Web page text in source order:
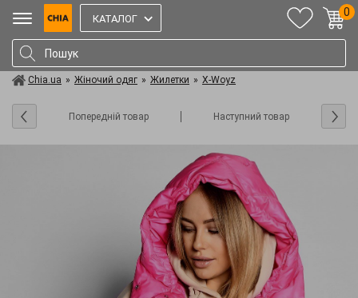
КАТАЛОГ
0
Chia.ua » Жіночий одяг » Жилетки » X-Woyz
Попередній товар Наступний товар